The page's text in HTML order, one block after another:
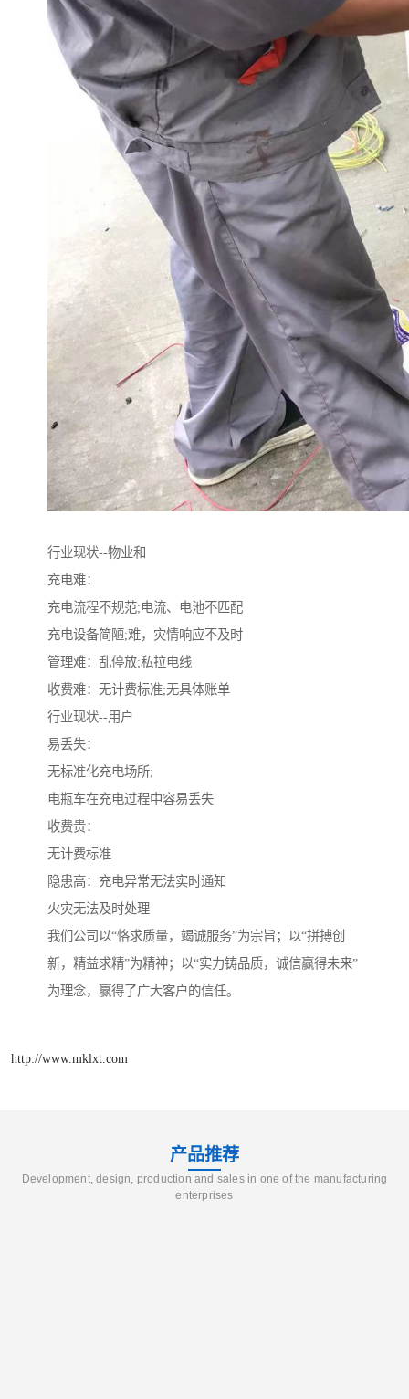
行业现状--物业和
充电难：
充电流程不规范;电流、电池不匹配
充电设备简陋;难，灾情响应不及时
管理难：乱停放;私拉电线
收费难：无计费标准;无具体账单
行业现状--用户
易丢失：
无标准化充电场所;
电瓶车在充电过程中容易丢失
收费贵：
无计费标准
隐患高：充电异常无法实时通知
火灾无法及时处理
我们公司以“恪求质量，竭诚服务”为宗旨；以“拼搏创
新，精益求精”为精神；以“实力铸品质，诚信赢得未来”
为理念，赢得了广大客户的信任。
http://www.mklxt.com
产品推荐
Development, design, production and sales in one of the manufacturing
enterprises